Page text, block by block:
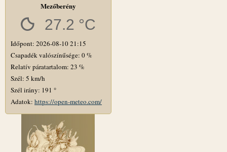
Mezőberény
27.2 °C
Időpont: 2026-08-10 21:15
Csapadék valószínűsége: 0 %
Relatív páratartalom: 23 %
Szél: 5 km/h
Szél irány: 191 °
Adatok: https://open-meteo.com/